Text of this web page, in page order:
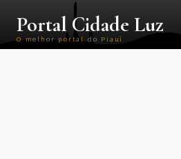
Portal Cidade Luz
O melhor portal do Piauí